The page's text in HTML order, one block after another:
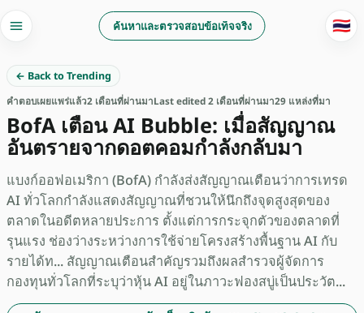
ค้นหาและตรวจสอบข้อเท็จจริง 🇹🇭
← Back to Trending
คำตอบเผยแพร่แล้ว2 เดือนที่ผ่านมาLast edited 2 เดือนที่ผ่านมา29 แหล่งที่มา
BofA เตือน AI Bubble: เมื่อสัญญาณ
อันตรายจากดอตคอมกำลังกลับมา
แบงก์ออฟอเมริกา (BofA) กำลังส่งสัญญาณเตือนว่าการเทรด
AI ทั่วโลกกำลังแสดงสัญญาณที่ชวนให้นึกถึงจุดสูงสุดของ
ตลาดในอดีตหลายประการ ตั้งแต่การกระจุกตัวของตลาดที่
รุนแรง ช่องว่างระหว่างการใช้จ่ายโครงสร้างพื้นฐาน AI กับ
รายได้ท... สัญญาณเตือนสำคัญรวมถึงผลสำรวจผู้จัดการ
กองทุนทั่วโลกที่ระบุว่าหุ้น AI อยู่ในภาวะฟองสบู่เป็นประวัต...